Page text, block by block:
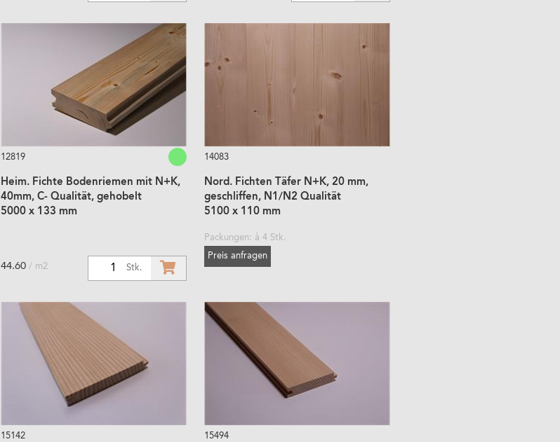
12819
Heim. Fichte Bodenriemen mit N+K,
40mm, C- Qualität, gehobelt
5000 x 133 mm
Stk.
44.60 / m2
14083
Nord. Fichten Täfer N+K, 20 mm,
geschliffen, N1/N2 Qualität
5100 x 110 mm
Packungen: à 4 Stk.
Preis anfragen
15142 15494